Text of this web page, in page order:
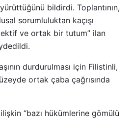
bildirdi. Toplantının,
sorumluluktan kaçışı
ve ortak bir tutum” ilan
durdurulması için Filistinli,
ortak çaba çağrısında
“bazı hükümlerine gömülü